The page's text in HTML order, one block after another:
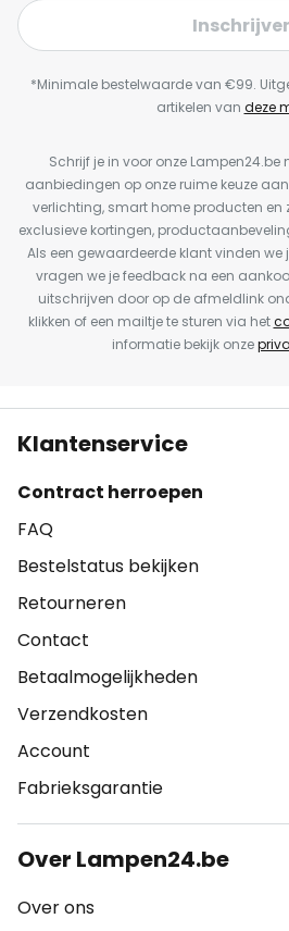
*Minimale bestelwaarde van €99.
artikelen van deze
Schrijf je in voor onze
aanbiedingen op onze ruime keuze
verlichting, smart home producten en
exclusieve kortingen,
Als een gewaardeerde klant vinden
vragen we je feedback na een
uitschrijven door op de afmeldlink
klikken of een mailtje te sturen via het
informatie bekijk onze
Klantenservice
Contract herroepen
FAQ
Bestelstatus bekijken
Retourneren
Contact
Betaalmogelijkheden
Verzendkosten
Account
Fabrieksgarantie
Over Lampen24.be
Over ons